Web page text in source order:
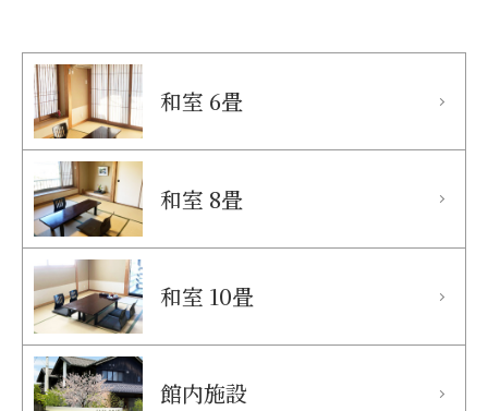
和室 6畳
和室 8畳
和室 10畳
館内施設